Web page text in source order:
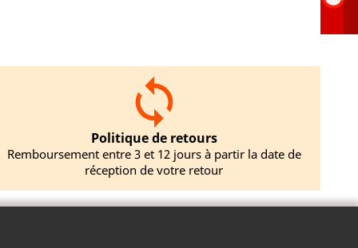
Politique de retours
Remboursement entre 3 et 12 jours à partir la date de
réception de votre retour